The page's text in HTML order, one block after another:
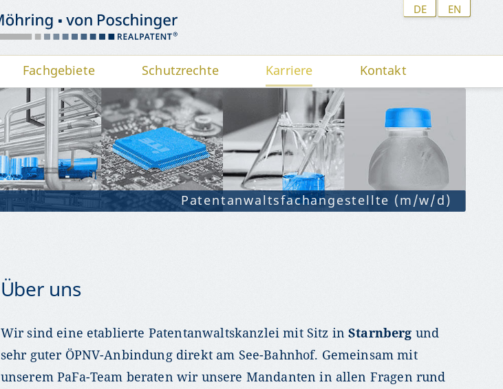
Patentanwaltsfachangestellte (m/w/d)
Über uns
Wir sind eine etablierte Patentanwaltskanzlei mit Sitz inStarnberg und
sehr guter ÖPNV-Anbindung direkt am See-Bahnhof. Gemeinsam mit
unserem PaFa-Team beraten wir unsere Mandanten in allen Fragen rund
EN
DE
Fachgebiete Schutzrechte Karriere Kontakt